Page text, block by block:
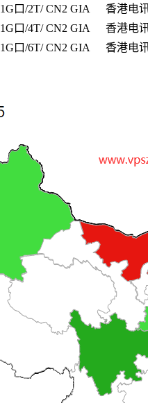
1G口/2T/ CN2 GIA 香港电
1G口/4T/ CN2 GIA 香港电
1G口/6T/ CN2 GIA 香港电